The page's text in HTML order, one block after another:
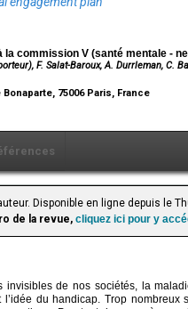
la commission V (santé mentale -
F. Salat-Baroux, A. Durrleman, C.
75006 Paris, France
Disponible en ligne depuis le
de la revue, cliquez ici pour y
invisibles de nos sociétés, la
l’idée du handicap. Trop